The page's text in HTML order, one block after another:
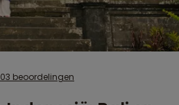
beoordelingen